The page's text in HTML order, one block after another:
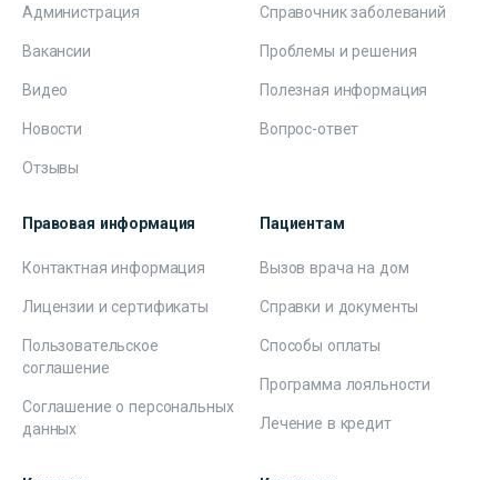
Администрация
Вакансии
Видео
Новости
Отзывы
Справочник заболеваний
Проблемы и решения
Полезная информация
Вопрос-ответ
Правовая информация
Контактная информация
Лицензии и сертификаты
Пользовательское
соглашение
Соглашение о персональных
данных
Пациентам
Вызов врача на дом
Справки и документы
Способы оплаты
Программа лояльности
Лечение в кредит